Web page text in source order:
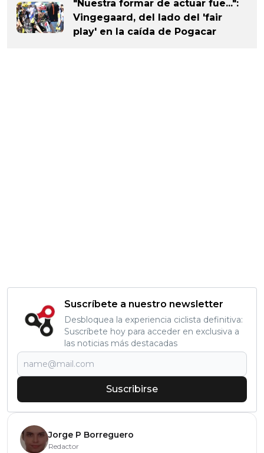
"Nuestra formar de actuar fue...":
Vingegaard, del lado del 'fair
play' en la caída de Pogacar
Suscríbete a nuestro newsletter
Desbloquea la experiencia ciclista definitiva:
Suscríbete hoy para acceder en exclusiva a
las noticias más destacadas
Suscribirse
Jorge P Borreguero
Redactor